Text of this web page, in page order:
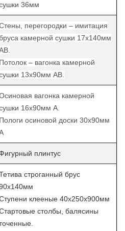
36мм
перегородки – имитация
камерной сушки 17х140мм
Потолок – вагонка камерной
13х90мм АВ.
вагонка камерной
16х90мм А.
Пологи осиновой доски 30х90мм
плинтус
строганный брус
клееные 40х250х900мм
столбы, балясины